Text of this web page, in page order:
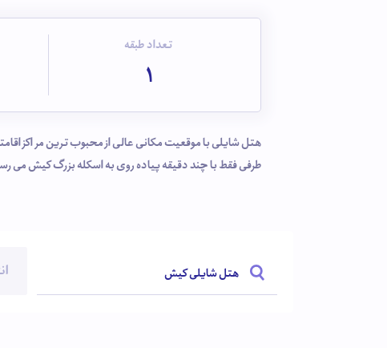
هتل شایلی با موقعیت مکانی عالی از محبوب ترین مراکز
طرفی فقط با چند دقیقه پیاده روی به اسکله بزرگ کیش می
تعداد طبقه
1
هتل شایلی کیش